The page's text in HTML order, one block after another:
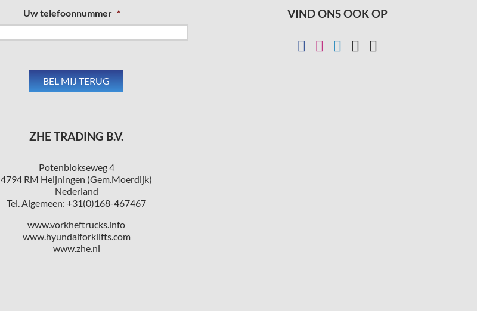
Uw telefoonnummer *
ZHE TRADING B.V.
Potenblokseweg 4
4794 RM Heijningen (Gem.Moerdijk)
Nederland
Tel. Algemeen: +31(0)168-467467
www.vorkheftrucks.info
www.hyundaiforklifts.com
www.zhe.nl
VIND ONS OOK OP